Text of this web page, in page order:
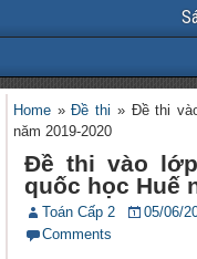
Home »Đề thi » Đề thi
năm 2019-2020
Đề thi vào lớp
quốc học Huế
Toán Cấp 2 05/06/
Comments